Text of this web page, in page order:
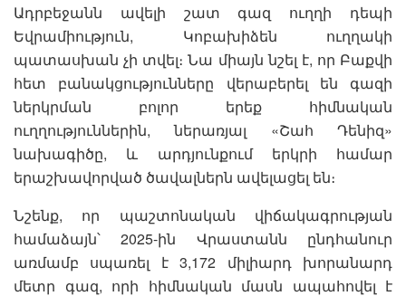
Ադրբեջանն ավելի շատ գազ ուղղի դեպի
Եվրամիություն, Կոբախիձեն ուղղակի
պատասխան չի տվել։ Նա միայն նշել է, որ Բաքվի
հետ բանակցությունները վերաբերել են գազի
ներկրման բոլոր երեք հիմնական
ուղղություններին, ներառյալ «Շահ Դենիզ»
նախագիծը, և արդյունքում երկրի համար
երաշխավորված ծավալներն ավելացել են։
Նշենք, որ պաշտոնական վիճակագրության
համաձայն՝ 2025-ին Վրաստանն ընդհանուր
առմամբ սպառել է 3,172 միլիարդ խորանարդ
մետր գազ, որի հիմնական մասն ապահովել է